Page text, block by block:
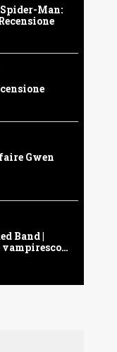
Man:
Gwen
Band |
vampiresco